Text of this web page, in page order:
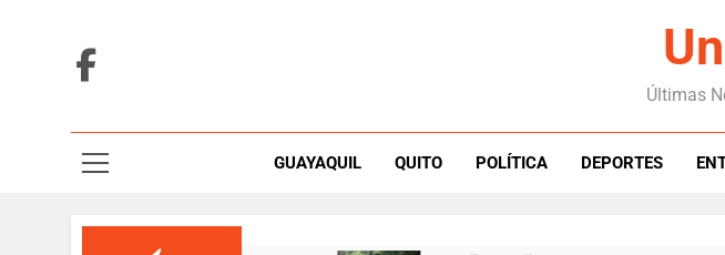
Últimas
GUAYAQUIL QUITO POLÍTICA DEPORTES